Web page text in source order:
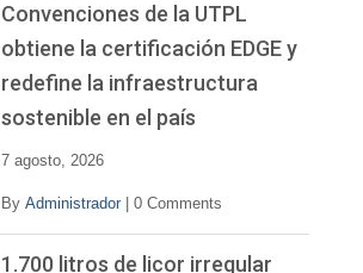
Convenciones de la UTPL
obtiene la certificación EDGE y
redefine la infraestructura
sostenible en el país
7 agosto, 2026
By Administrador 0 Comments
1.700 litros de licor irregular